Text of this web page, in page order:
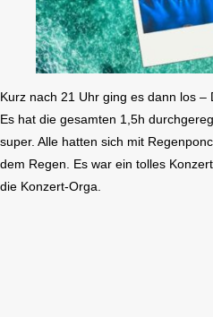
Kurz nach 21 Uhr ging es dann los –
Es hat die gesamten 1,5h
super. Alle hatten sich mit
dem Regen. Es war ein tolles
die Konzert-Orga.